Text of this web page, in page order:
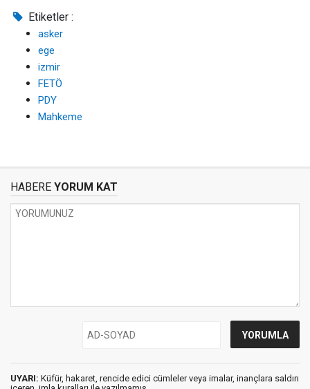
Etiketler :
asker
ege
izmir
FETÖ
PDY
Mahkeme
HABERE YORUM KAT
UYARI: Küfür, hakaret, rencide edici cümleler veya imalar, inançlara saldırı